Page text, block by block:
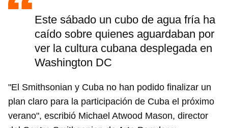
Este sábado un cubo de agua fría ha
caído sobre quienes aguardaban por
ver la cultura cubana desplegada en
Washington DC
"El Smithsonian y Cuba no han podido finalizar un
plan claro para la participación de Cuba el próximo
verano", escribió Michael Atwood Mason, director